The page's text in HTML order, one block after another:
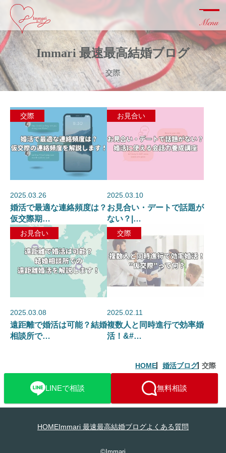
Immari 最速最高結婚ブログ
交際
交際
2025.03.26
婚活で最適な連絡頻度は？
仮交際期…
お見合い
2025.03.10
お見合い・デートで話題が
ない？|…
お見合い
2025.03.08
遠距離で婚活は可能？結婚
相談所で…
交際
2025.02.11
複数人と同時進行で効率婚
活！&#…
HOME 婚活ブログ 交際
LINEで相談 無料相談
HOMEImmari 最速最高結婚ブログよくある質問